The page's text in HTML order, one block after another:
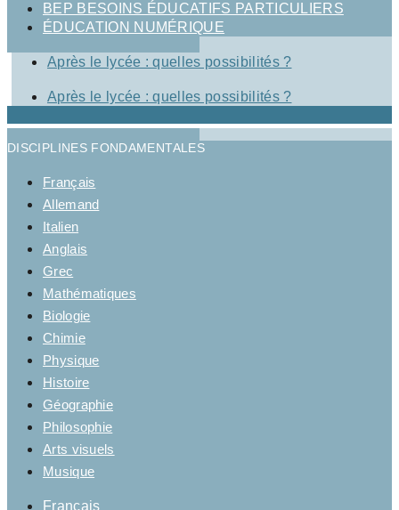
BEP BESOINS ÉDUCATIFS PARTICULIERS
ÉDUCATION NUMÉRIQUE
Après le lycée : quelles possibilités ?
Après le lycée : quelles possibilités ?
DISCIPLINES FONDAMENTALES
Français
Allemand
Italien
Anglais
Grec
Mathématiques
Biologie
Chimie
Physique
Histoire
Géographie
Philosophie
Arts visuels
Musique
Français